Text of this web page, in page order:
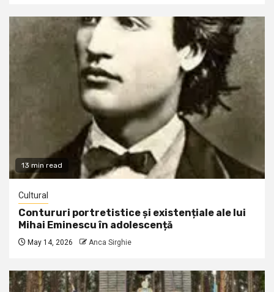
13 min read
Cultural
Contururi portretistice și existențiale ale lui
Mihai Eminescu în adolescență
May 14, 2026 Anca Sirghie